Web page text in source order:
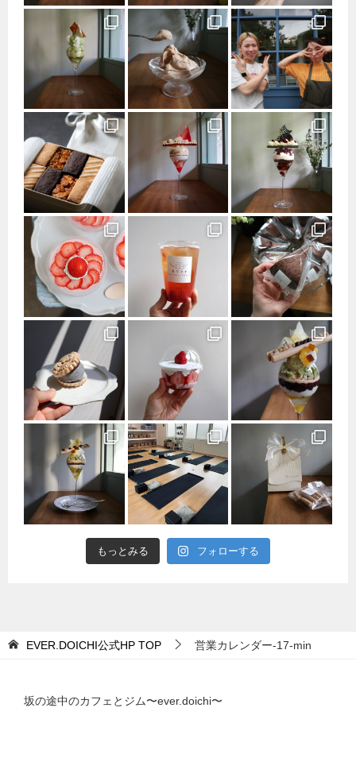
もっとみる フォローする
EVER.DOICHI公式HP TOP 営業カレンダー-17-min
坂の途中のカフェとジム〜ever.doichi〜